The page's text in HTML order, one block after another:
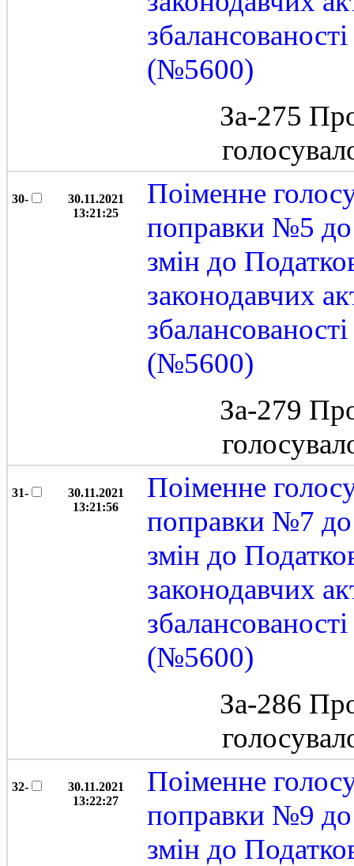
(№5600)
За-275
30-
30.11.2021
13:21:25
Поіменне
поправки №5 до
змін до
законодавчих
(№5600)
За-279
31-
30.11.2021
13:21:56
Поіменне
поправки №7 до
змін до
законодавчих
(№5600)
За-286
32-
30.11.2021
13:22:27
Поіменне
поправки №9 до
змін до